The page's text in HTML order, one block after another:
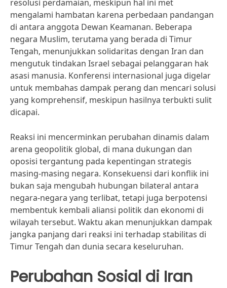
resolusi perdamaian, meskipun hal ini met
mengalami hambatan karena perbedaan pandangan
di antara anggota Dewan Keamanan. Beberapa
negara Muslim, terutama yang berada di Timur
Tengah, menunjukkan solidaritas dengan Iran dan
mengutuk tindakan Israel sebagai pelanggaran hak
asasi manusia. Konferensi internasional juga digelar
untuk membahas dampak perang dan mencari solusi
yang komprehensif, meskipun hasilnya terbukti sulit
dicapai.
Reaksi ini mencerminkan perubahan dinamis dalam
arena geopolitik global, di mana dukungan dan
oposisi tergantung pada kepentingan strategis
masing-masing negara. Konsekuensi dari konflik ini
bukan saja mengubah hubungan bilateral antara
negara-negara yang terlibat, tetapi juga berpotensi
membentuk kembali aliansi politik dan ekonomi di
wilayah tersebut. Waktu akan menunjukkan dampak
jangka panjang dari reaksi ini terhadap stabilitas di
Timur Tengah dan dunia secara keseluruhan.
Perubahan Sosial di Iran